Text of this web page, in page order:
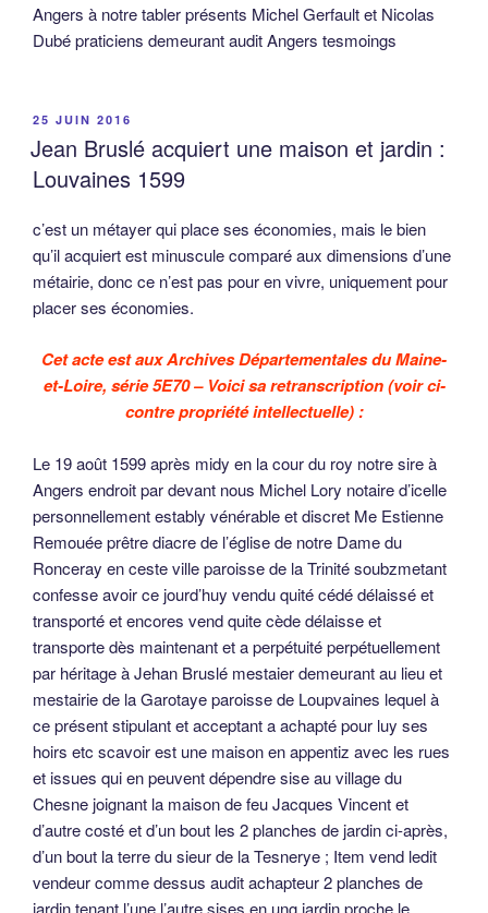
Angers à notre tabler présents Michel Gerfault et Nicolas
Dubé praticiens demeurant audit Angers tesmoings
PUBLIÉ
LE
25 JUIN 2016
Jean Bruslé acquiert une maison et jardin :
Louvaines 1599
c’est un métayer qui place ses économies, mais le bien
qu’il acquiert est minuscule comparé aux dimensions d’une
métairie, donc ce n’est pas pour en vivre, uniquement pour
placer ses économies.
Cet acte est aux Archives Départementales du Maine-
et-Loire, série 5E70 – Voici sa retranscription (voir ci-
contre propriété intellectuelle) :
Le 19 août 1599 après midy en la cour du roy notre sire à
Angers endroit par devant nous Michel Lory notaire d’icelle
personnellement estably vénérable et discret Me Estienne
Remouée prêtre diacre de l’église de notre Dame du
Ronceray en ceste ville paroisse de la Trinité soubzmetant
confesse avoir ce jourd’huy vendu quité cédé délaissé et
transporté et encores vend quite cède délaisse et
transporte dès maintenant et a perpétuité perpétuellement
par héritage à Jehan Bruslé mestaier demeurant au lieu et
mestairie de la Garotaye paroisse de Loupvaines lequel à
ce présent stipulant et acceptant a achapté pour luy ses
hoirs etc scavoir est une maison en appentiz avec les rues
et issues qui en peuvent dépendre sise au village du
Chesne joignant la maison de feu Jacques Vincent et
d’autre costé et d’un bout les 2 planches de jardin ci-après,
d’un bout la terre du sieur de la Tesnerye ; Item vend ledit
vendeur comme dessus audit achapteur 2 planches de
jardin tenant l’une l’autre sises en ung jardin proche le